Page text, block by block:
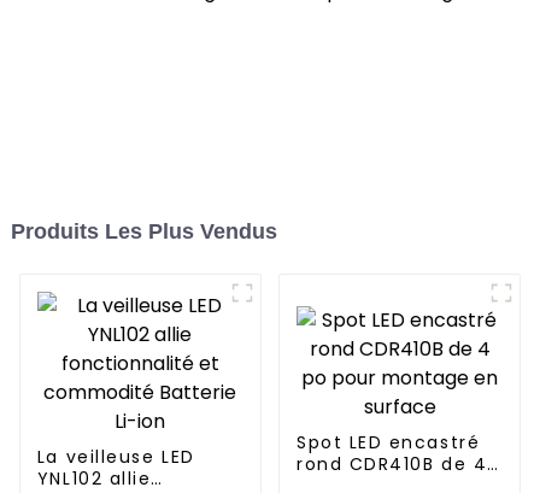
Produits Les Plus Vendus
La veilleuse LED
YNL102 allie
Spot LED encastré
rond CDR410B de 4